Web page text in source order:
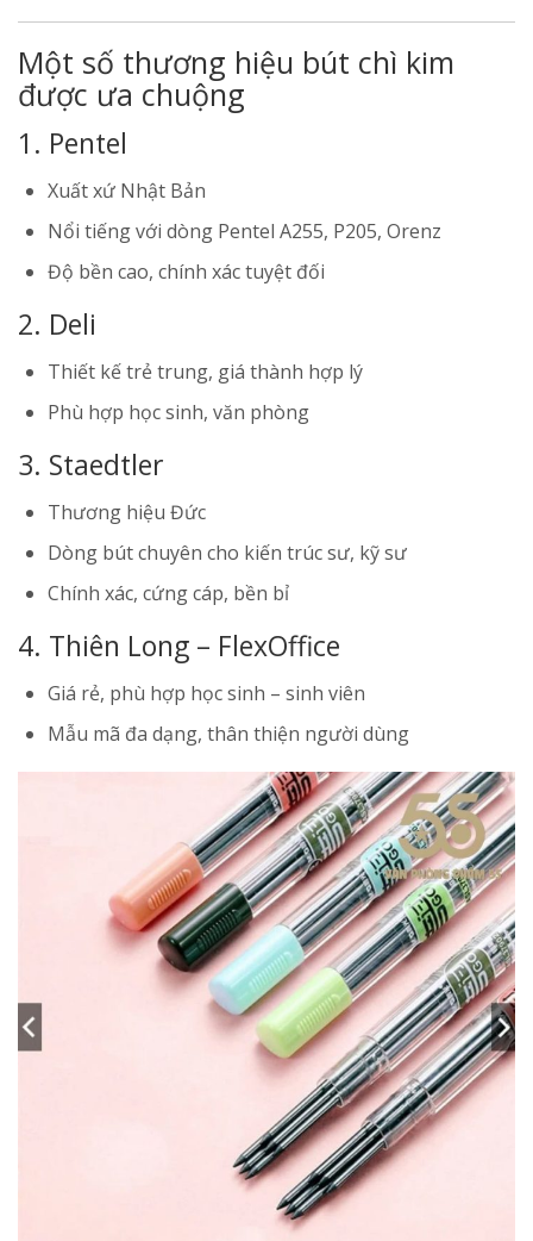
Một số thương hiệu bút chì kim
được ưa chuộng
1. Pentel
Xuất xứ Nhật Bản
Nổi tiếng với dòng Pentel A255, P205, Orenz
Độ bền cao, chính xác tuyệt đối
2. Deli
Thiết kế trẻ trung, giá thành hợp lý
Phù hợp học sinh, văn phòng
3. Staedtler
Thương hiệu Đức
Dòng bút chuyên cho kiến trúc sư, kỹ sư
Chính xác, cứng cáp, bền bỉ
4. Thiên Long – FlexOffice
Giá rẻ, phù hợp học sinh – sinh viên
Mẫu mã đa dạng, thân thiện người dùng